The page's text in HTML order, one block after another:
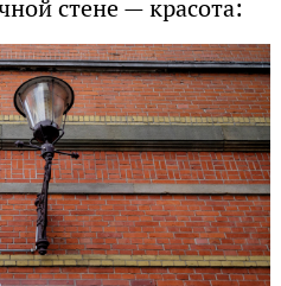
стене — красота: